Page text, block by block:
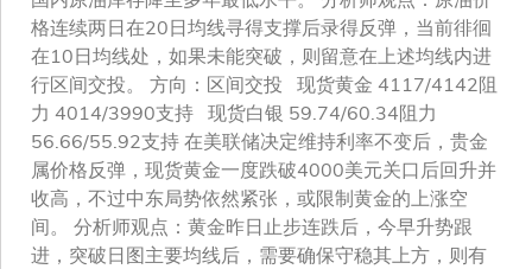
格连续两日在20日均线寻得支撑后录得反弹，当前徘徊
在10日均线处，如果未能突破，则留意在上述均线内进
行区间交投。 方向：区间交投 现货黄金 4117/4142阻
力 4014/3990支持 现货白银 59.74/60.34阻力
56.66/55.92支持 在美联储决定维持利率不变后，贵金
属价格反弹，现货黄金一度跌破4000美元关口后回升并
收高，不过中东局势依然紧张，或限制黄金的上涨空
间。 分析师观点：黄金昨日止步连跌后，今早升势跟
进，突破日图主要均线后，需要确保守稳其上方，则有